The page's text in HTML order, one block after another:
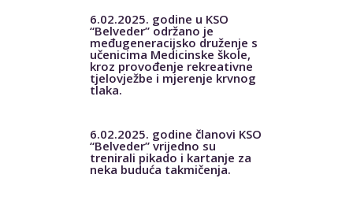
6.02.2025. godine u KSO
“Belveder” održano je
međugeneracijsko druženje s
učenicima Medicinske škole,
kroz provođenje rekreativne
tjelovježbe i mjerenje krvnog
tlaka.
6.02.2025. godine članovi KSO
“Belveder” vrijedno su
trenirali pikado i kartanje za
neka buduća takmičenja.